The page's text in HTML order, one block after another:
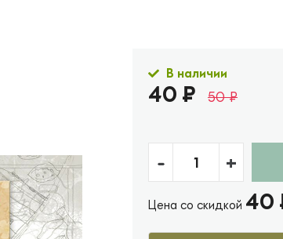
В наличии
40 ₽ 50 ₽
- +
Цена со скидкой 40